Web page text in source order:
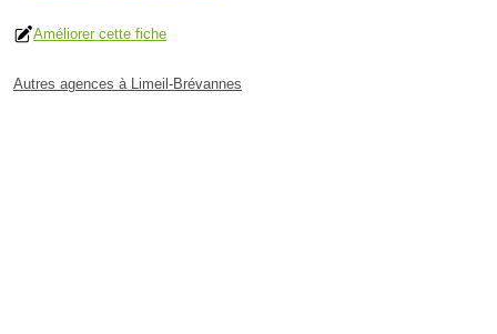
Améliorer cette fiche
Autres agences à Limeil-Brévannes